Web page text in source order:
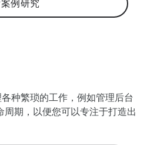
例研究
种繁琐的工作，例如管理后台
期，以便您可以专注于打造出